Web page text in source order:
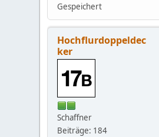
Gespeichert
Hochflurdoppeldec
ker
Schaffner
Beiträge: 184